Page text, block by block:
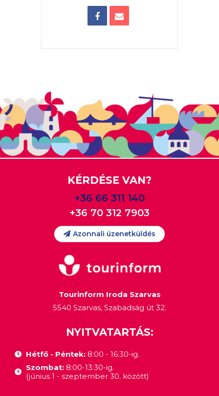
KÉRDÉSE VAN?
+36 66 311 140
+36 70 312 7903
Azonnali üzenetküldés
Tourinform Iroda Szarvas
5540 Szarvas, Szabadság út 32.
NYITVATARTÁS:
Hétfő - Péntek:8:00 - 16:30-ig.
Szombat: 8:00-13:30-ig.
(június 1 - szeptember 30. között)